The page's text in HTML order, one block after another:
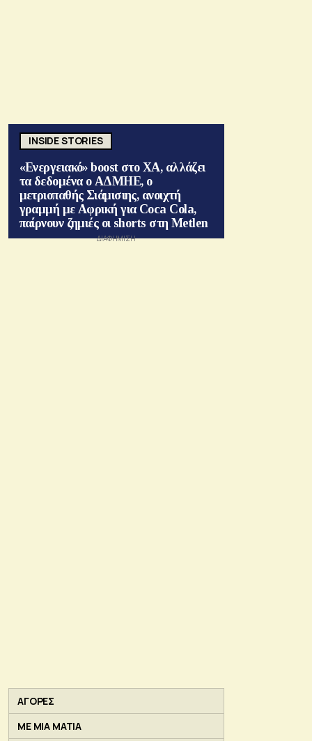
INSIDE STORIES
«Ενεργειακό» boost στο ΧΑ, αλλάζει
τα δεδομένα ο ΑΔΜΗΕ, ο
μετριοπαθής Σιάμισιης, ανοιχτή
γραμμή με Αφρική για Coca Cola,
παίρνουν ζημιές οι shorts στη Metlen
ΑΓΟΡΕΣ
ΜΕ ΜΙΑ ΜΑΤΙΑ